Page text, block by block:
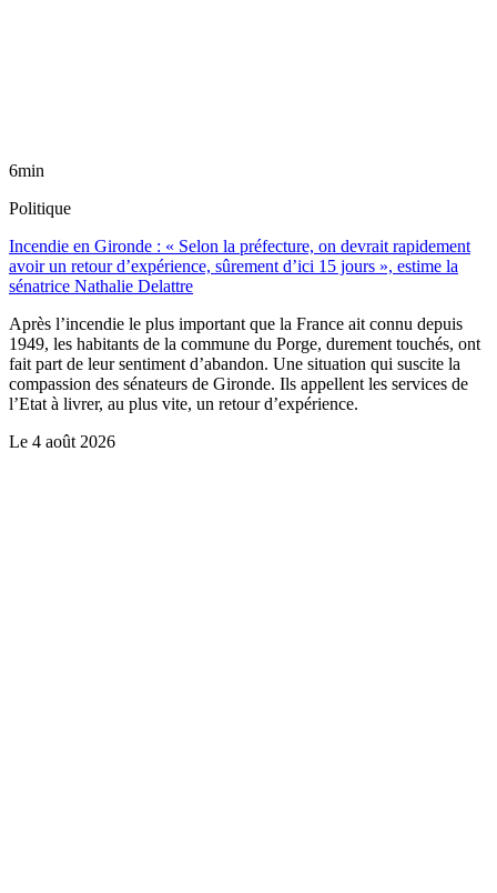
6min
Politique
Incendie en Gironde : « Selon la préfecture, on devrait rapidement
avoir un retour d’expérience, sûrement d’ici 15 jours », estime la
sénatrice Nathalie Delattre
Après l’incendie le plus important que la France ait connu depuis
1949, les habitants de la commune du Porge, durement touchés, ont
fait part de leur sentiment d’abandon. Une situation qui suscite la
compassion des sénateurs de Gironde. Ils appellent les services de
l’Etat à livrer, au plus vite, un retour d’expérience.
Le 4 août 2026